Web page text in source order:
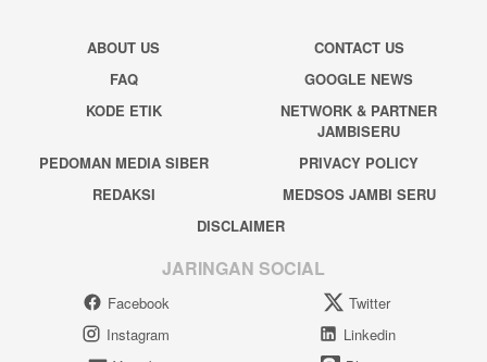
ABOUT US
CONTACT US
FAQ
GOOGLE NEWS
KODE ETIK
NETWORK & PARTNER
JAMBISERU
PEDOMAN MEDIA SIBER
PRIVACY POLICY
REDAKSI
MEDSOS JAMBI SERU
DISCLAIMER
JARINGAN SOCIAL
Facebook
Twitter
Instagram
Linkedin